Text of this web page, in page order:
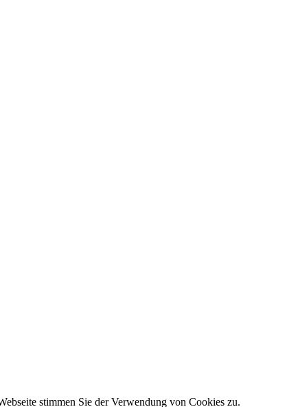
stimmen Sie der Verwendung von Cookies zu.